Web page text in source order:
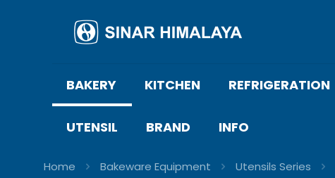
BAKERY KITCHEN REFRIGERATION
UTENSIL BRAND INFO
Home Bakeware Equipment Utensils Series